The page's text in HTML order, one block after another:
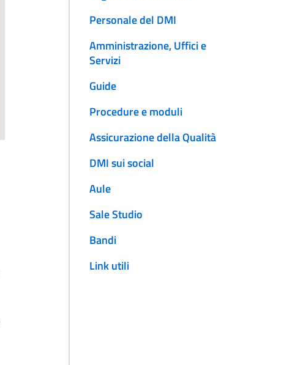
Personale del DMI
Amministrazione, Uffici e
Servizi
Guide
Procedure e moduli
Assicurazione della Qualità
DMI sui social
Aule
Sale Studio
Bandi
Link utili